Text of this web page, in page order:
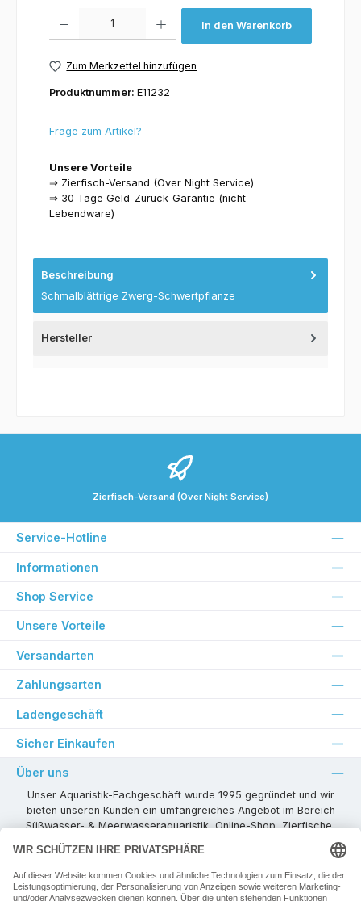
In den Warenkorb
Zum Merkzettel hinzufügen
Produktnummer: E11232
Frage zum Artikel?
Unsere Vorteile
⇒ Zierfisch-Versand (Over Night Service)
⇒ 30 Tage Geld-Zurück-Garantie (nicht
Lebendware)
Beschreibung
Schmalblättrige Zwerg-Schwertpflanze
Hersteller
Zierfisch-Versand (Over Night Service)
Service-Hotline
Informationen
Shop Service
Unsere Vorteile
Versandarten
Zahlungsarten
Ladengeschäft
Sicher Einkaufen
Über uns
Unser Aquaristik-Fachgeschäft wurde 1995 gegründet und wir
bieten unseren Kunden ein umfangreiches Angebot im Bereich
Süßwasser- & Meerwasseraquaristik, Online-Shop, Zierfische,
Pflanzen, Aquarienkombinationen, Technikzubehör usw. ! Als
kompetenter Aquaristik-Fachhandelspartner stehen wir Ihnen für
alle Ihre Projekte und Einrichtungs- oder Besatzwünsche zur
Verfügung!